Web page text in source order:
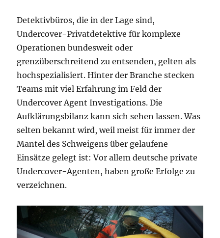
Detektivbüros, die in der Lage sind,
Undercover-Privatdetektive für komplexe
Operationen bundesweit oder
grenzüberschreitend zu entsenden, gelten als
hochspezialisiert. Hinter der Branche stecken
Teams mit viel Erfahrung im Feld der
Undercover Agent Investigations. Die
Aufklärungsbilanz kann sich sehen lassen. Was
selten bekannt wird, weil meist für immer der
Mantel des Schweigens über gelaufene
Einsätze gelegt ist: Vor allem deutsche private
Undercover-Agenten, haben große Erfolge zu
verzeichnen.